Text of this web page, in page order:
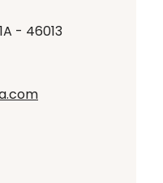
- 46013